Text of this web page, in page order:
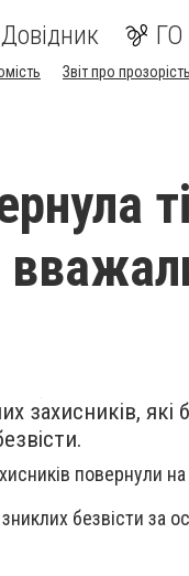
Довідник ГО
Звіт про
захисників,
повернули
безвісти за